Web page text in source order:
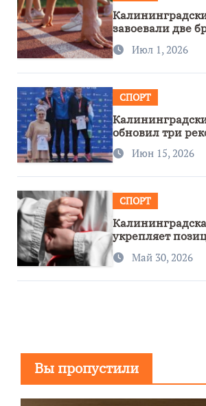
завоевали две
первенстве
Июл 1, 2026
СПОРТ
обновил три
Июн 15, 2026
СПОРТ
укрепляет
спортивного
Май 30, 2026
Вы пропустили